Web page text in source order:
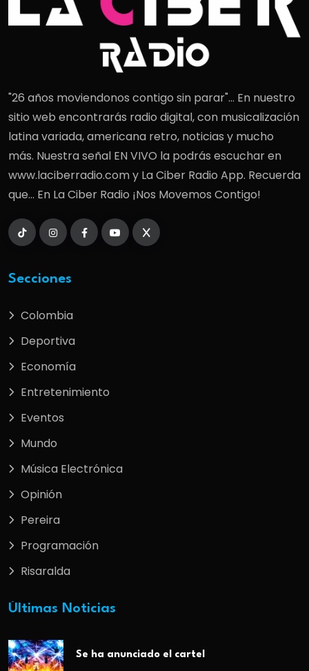
"26 años moviendonos contigo sin parar"... En nuestro
sitio web encontrarás radio digital, con musicalización
latina variada, americana retro, noticias y mucho
más. Nuestra señal EN VIVO la podrás escuchar en
www.laciberradio.com y La Ciber Radio App. Recuerda
que... En La Ciber Radio ¡Nos Movemos Contigo!
Secciones
Colombia
Deportiva
Economía
Entretenimiento
Eventos
Mundo
Música Electrónica
Opinión
Pereira
Programación
Risaralda
Últimas Noticias
Se ha anunciado el cartel